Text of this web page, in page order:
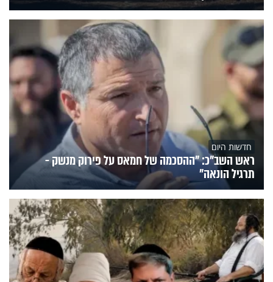
חדשות היום
ראש השב"כ: "ההסכמה של חמאס על פירוק מנשק -
תרגיל הונאה"